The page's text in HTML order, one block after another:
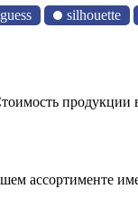
guess silhouette
продукции
ассортименте